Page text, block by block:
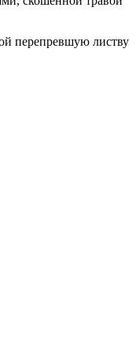
перепревшую листву